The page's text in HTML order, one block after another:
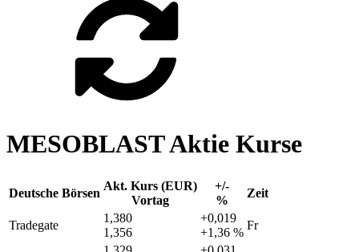
MESOBLAST Aktie Kurse
Deutsche Börsen
Akt. Kurs (EUR)
Vortag
+/-
%
Zeit
Tradegate
1,380
1,356
+0,019
+1,36 %
Fr